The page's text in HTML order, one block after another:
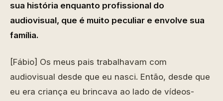
sua história enquanto profissional do
audiovisual, que é muito peculiar e envolve sua
família.
[Fábio] Os meus pais trabalhavam com
audiovisual desde que eu nasci. Então, desde que
eu era criança eu brincava ao lado de vídeos-